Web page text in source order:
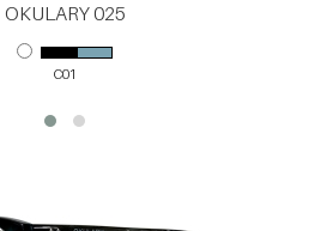
OKULARY 025
C01